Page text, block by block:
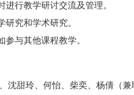
行教学研讨交流及管理。
究和学术研究。
与其他课程教学。
沈甜玲、何怡、柴奕、杨倩（